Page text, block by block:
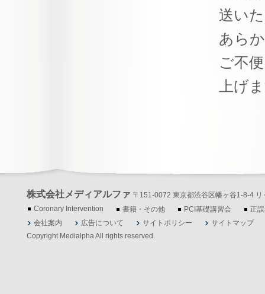
送い
あら
ご不
上げ
株式会社メディアルファ 〒151-0072 東京都渋谷区幡ヶ谷1-8-4
Coronary Intervention
書籍・その他 PCI基礎講習会
正
会社案内
広告について サイトポリシー
サイトマップ
Copyright Medialpha All rights reserved.